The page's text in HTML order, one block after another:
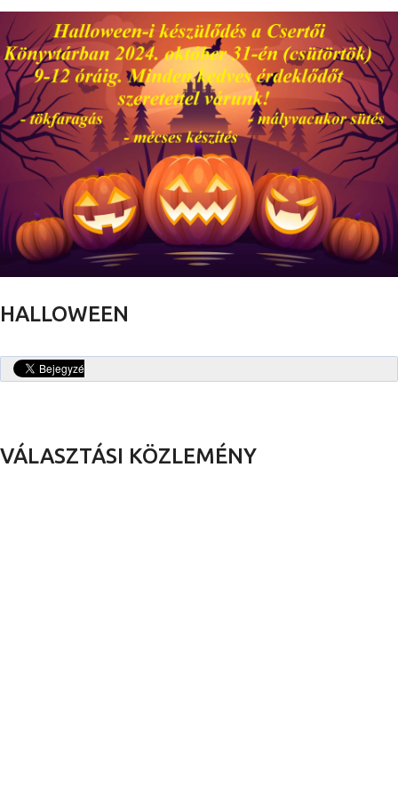
HALLOWEEN
VÁLASZTÁSI KÖZLEMÉNY